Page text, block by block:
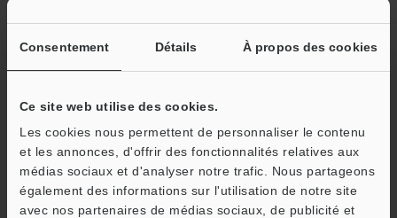
Consentement Détails À propos des cookies
Ce site web utilise des cookies.
Les cookies nous permettent de personnaliser le contenu
et les annonces, d'offrir des fonctionnalités relatives aux
médias sociaux et d'analyser notre trafic. Nous partageons
également des informations sur l'utilisation de notre site
avec nos partenaires de médias sociaux, de publicité et